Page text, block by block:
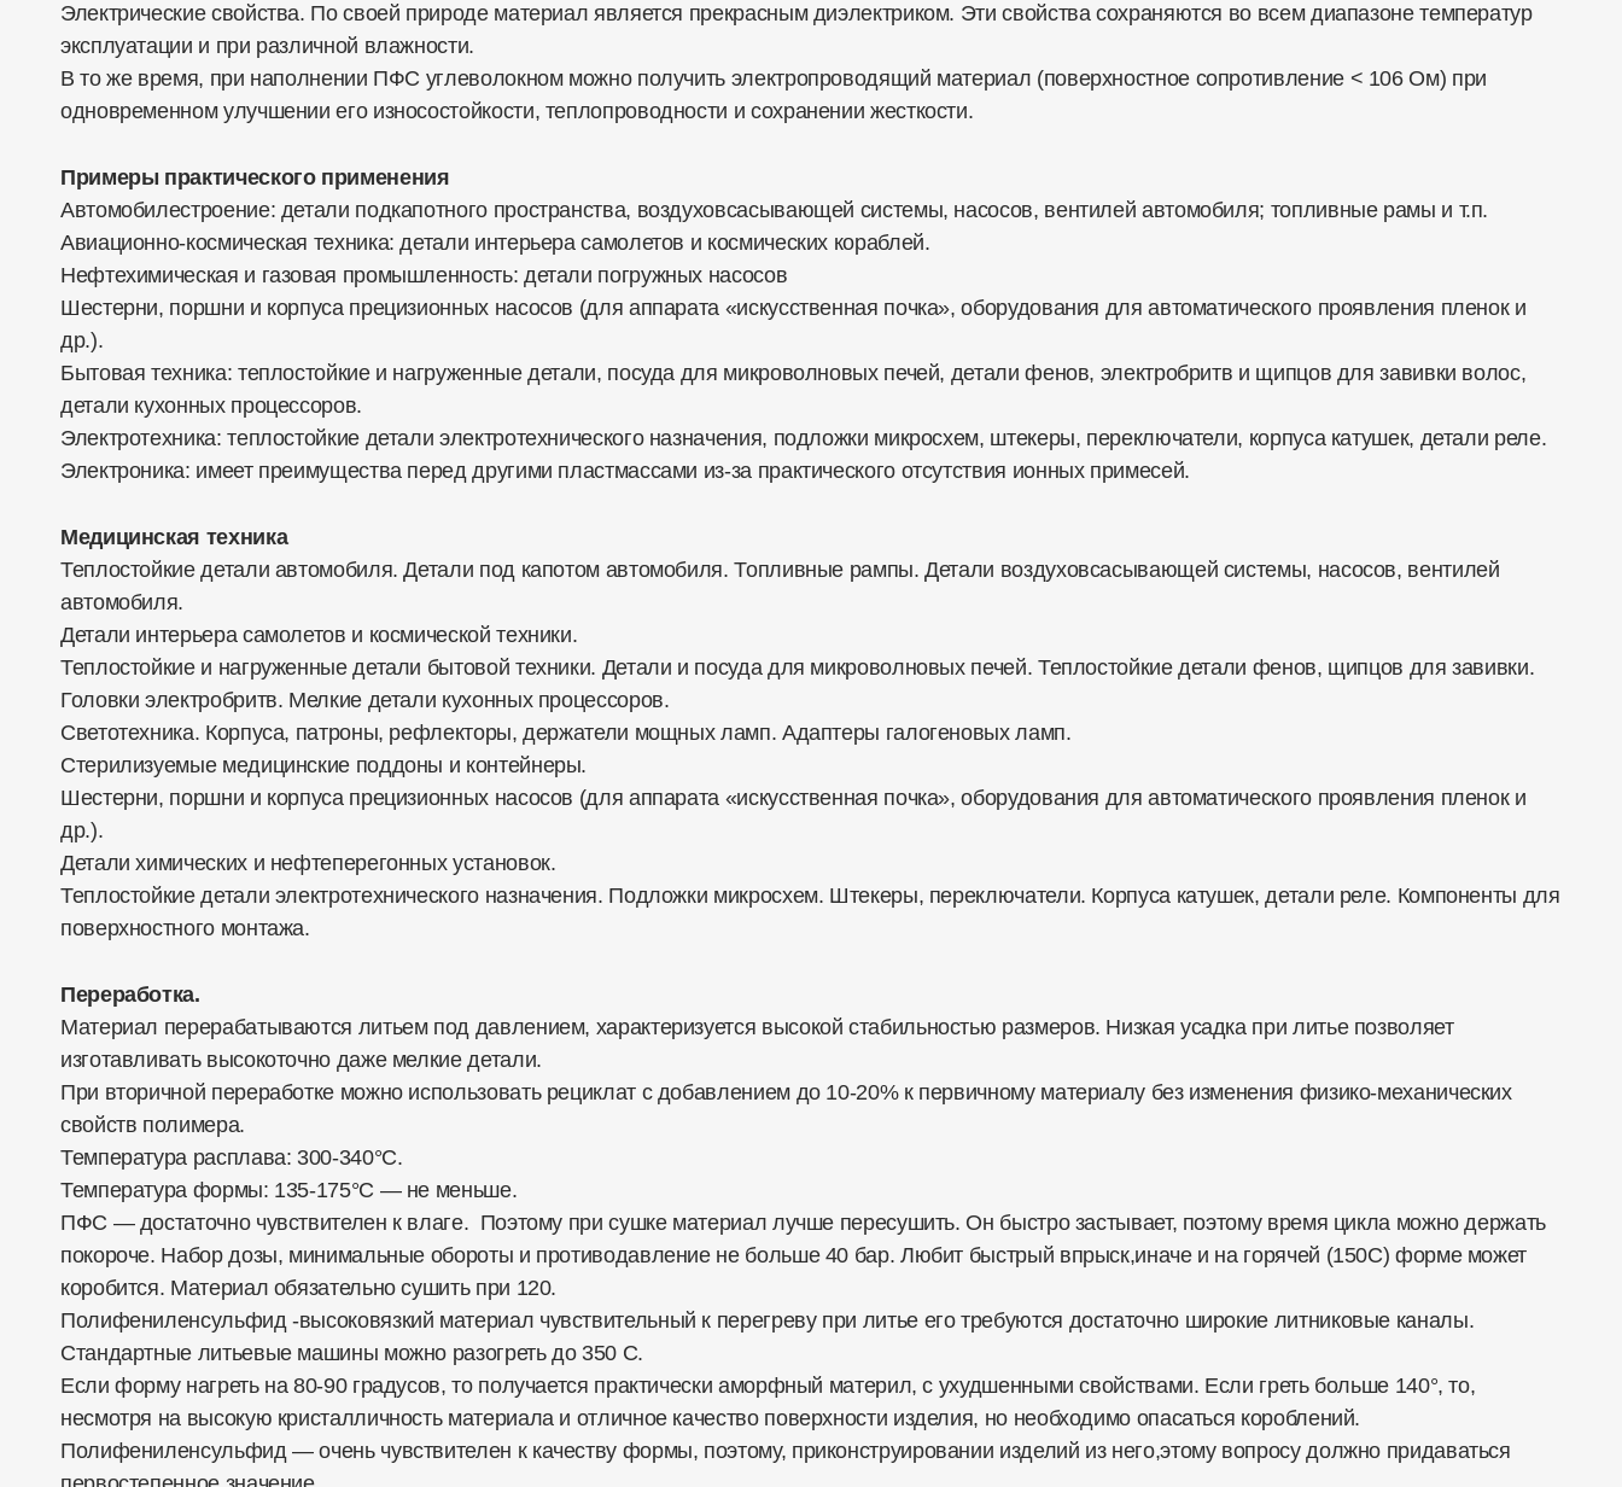
Электрические свойства. По своей природе материал является прекрасным диэлектриком. Эти свойства сохраняются во всем диапазоне температур
эксплуатации и при различной влажности.
В то же время, при наполнении ПФС углеволокном можно получить электропроводящий материал (поверхностное сопротивление < 106 Ом) при
одновременном улучшении его износостойкости, теплопроводности и сохранении жесткости.
Примеры практического применения
Автомобилестроение: детали подкапотного пространства, воздуховсасывающей системы, насосов, вентилей автомобиля; топливные рамы и т.п.
Авиационно-космическая техника: детали интерьера самолетов и космических кораблей.
Нефтехимическая и газовая промышленность: детали погружных насосов
Шестерни, поршни и корпуса прецизионных насосов (для аппарата «искусственная почка», оборудования для автоматического проявления пленок и
др.).
Бытовая техника: теплостойкие и нагруженные детали, посуда для микроволновых печей, детали фенов, электробритв и щипцов для завивки волос,
детали кухонных процессоров.
Электротехника: теплостойкие детали электротехнического назначения, подложки микросхем, штекеры, переключатели, корпуса катушек, детали реле.
Электроника: имеет преимущества перед другими пластмассами из-за практического отсутствия ионных примесей.
Медицинская техника
Теплостойкие детали автомобиля. Детали под капотом автомобиля. Топливные рампы. Детали воздуховсасывающей системы, насосов, вентилей
автомобиля.
Детали интерьера самолетов и космической техники.
Теплостойкие и нагруженные детали бытовой техники. Детали и посуда для микроволновых печей. Теплостойкие детали фенов, щипцов для завивки.
Головки электробритв. Мелкие детали кухонных процессоров.
Светотехника. Корпуса, патроны, рефлекторы, держатели мощных ламп. Адаптеры галогеновых ламп.
Стерилизуемые медицинские поддоны и контейнеры.
Шестерни, поршни и корпуса прецизионных насосов (для аппарата «искусственная почка», оборудования для автоматического проявления пленок и
др.).
Детали химических и нефтеперегонных установок.
Теплостойкие детали электротехнического назначения. Подложки микросхем. Штекеры, переключатели. Корпуса катушек, детали реле. Компоненты для
поверхностного монтажа.
Переработка.
Материал перерабатываются литьем под давлением, характеризуется высокой стабильностью размеров. Низкая усадка при литье позволяет
изготавливать высокоточно даже мелкие детали.
При вторичной переработке можно использовать рециклат с добавлением до 10-20% к первичному материалу без изменения физико-механических
свойств полимера.
Температура расплава: 300-340°С.
Температура формы: 135-175°С — не меньше.
ПФС — достаточно чувствителен к влаге. Поэтому при сушке материал лучше пересушить. Он быстро застывает, поэтому время цикла можно держать
покороче. Набор дозы, минимальные обороты и противодавление не больше 40 бар. Любит быстрый впрыск,иначе и на горячей (150С) форме может
коробится. Материал обязательно сушить при 120.
Полифениленсульфид -высоковязкий материал чувствительный к перегреву при литье его требуются достаточно широкие литниковые каналы.
Стандартные литьевые машины можно разогреть до 350 С.
Если форму нагреть на 80-90 градусов, то получается практически аморфный материл, с ухудшенными свойствами. Если греть больше 140°, то,
несмотря на высокую кристалличность материала и отличное качество поверхности изделия, но необходимо опасаться короблений.
Полифениленсульфид — очень чувствителен к качеству формы, поэтому, приконструировании изделий из него,этому вопросу должно придаваться